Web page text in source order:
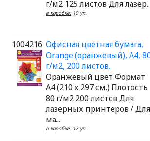
г/м2 125 листов Для лазер...
в коробке: 10 уп.
1004216 Офисная цветная бумага,
Orange (оранжевый), A4,
г/м2, 200 листов.
Оранжевый цвет Формат
A4 (210 x 297 см.) Плотость
80 г/м2 200 листов Для
лазерных принтеров / Для
ма...
в коробке: 12 уп.